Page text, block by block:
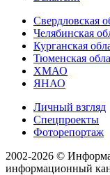
Свердловская
Челябинская
Курганская
Тюменская
ХМАО
ЯНАО
Личный взгляд
Спецпроекты
Фоторепортаж
2002-2026 ©
информационный